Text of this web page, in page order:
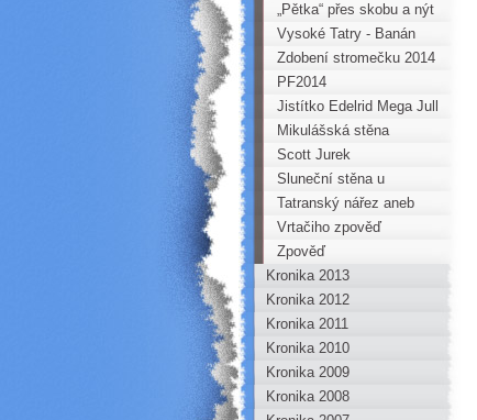
!„Pětka“ přes skobu a nýt
bez sedáku až na vrchol
Bořně aneb jak
(ne)zešílet
Vysoké Tatry - Banán
Zdobení stromečku 2014
PF2014
Jistítko Edelrid Mega Jull
Mikulášská stěna
Horoklubu!
Scott Jurek
Sluneční stěna u
Radoňovic
Tatranský nářez aneb
dovolená o hovně
Vrtačiho zpověď
Zpověď
Kronika 2013
Kronika 2012
Kronika 2011
Kronika 2010
Kronika 2009
Kronika 2008